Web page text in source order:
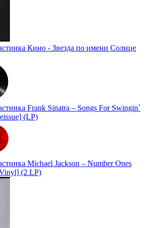
Кино - Звезда по имени Солнце
Frank Sinatra – Songs For Swingin`
(LP)
Michael Jackson – Number Ones
(2 LP)